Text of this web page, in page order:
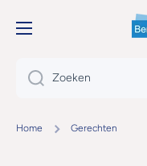
DOORGAAN NAAR
Zoeken
Home Gerechten